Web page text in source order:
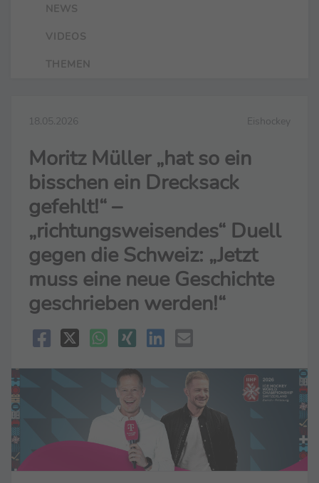
NEWS
VIDEOS
THEMEN
18.05.2026 Eishockey
Moritz Müller „hat so ein
bisschen ein Drecksack
gefehlt!“ –
„richtungsweisendes“ Duell
gegen die Schweiz: „Jetzt
muss eine neue Geschichte
geschrieben werden!“